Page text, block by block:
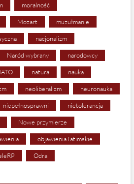
moralność
Mozart muzułmanie
nacjonalizm
Naród wybrany narodowcy
natura nauka
neoliberalizm neuronauka
niepełnosprawni nietolerancja
Nowe przymierze
objawienia fatimskie
Odra